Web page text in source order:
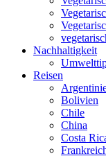
Nachhaltigkeit
Reisen
Bolivien
Chile
China
Costa